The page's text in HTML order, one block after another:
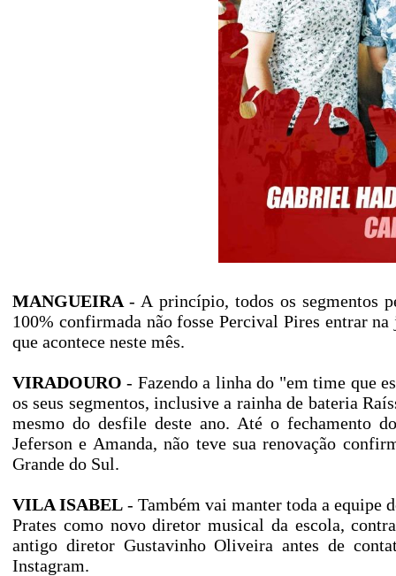
MANGUEIRA- A princípio, todos os segmentos
100% confirmada não fosse Percival Pires entrar
que acontece neste mês.
VIRADOURO - Fazendo a linha do "em time que
os seus segmentos, inclusive a rainha de bateria
mesmo do desfile deste ano. Até o fechamento
Jeferson e Amanda, não teve sua renovação
Grande do Sul.
VILA ISABEL - Também vai manter toda a equipe
Prates como novo diretor musical da escola,
antigo diretor Gustavinho Oliveira antes de
Instagram.